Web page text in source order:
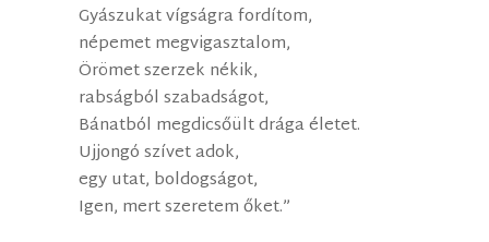
Gyászukat vígságra fordítom,
népemet megvigasztalom,
Örömet szerzek nékik,
rabságból szabadságot,
Bánatból megdicsőült drága életet.
Ujjongó szívet adok,
egy utat, boldogságot,
Igen, mert szeretem őket.”